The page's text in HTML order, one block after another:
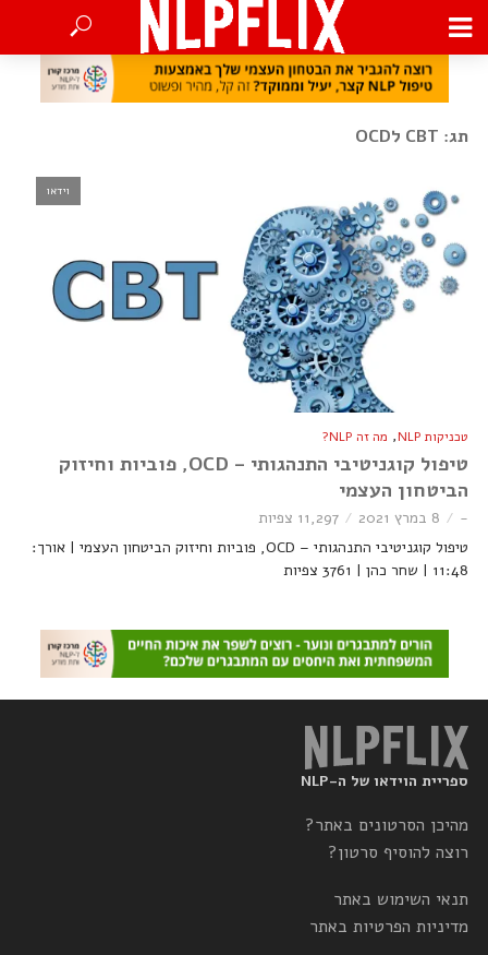
תג: CBT לOCD
וידאו
טכניקות NLP , מה זה NLP?
טיפול קוגניטיבי התנהגותי – OCD, פוביות וחיזוק
הביטחון העצמי
- 8 במרץ 2021
11,297 צפיות
טיפול קוגניטיבי התנהגותי – OCD, פוביות וחיזוק הביטחון העצמי | אורך:
11:48 | שחר כהן | 3761 צפיות
ספריית הוידאו של ה-NLP
מהיכן הסרטונים באתר?
רוצה להוסיף סרטון?
תנאי השימוש באתר
מדיניות הפרטיות באתר